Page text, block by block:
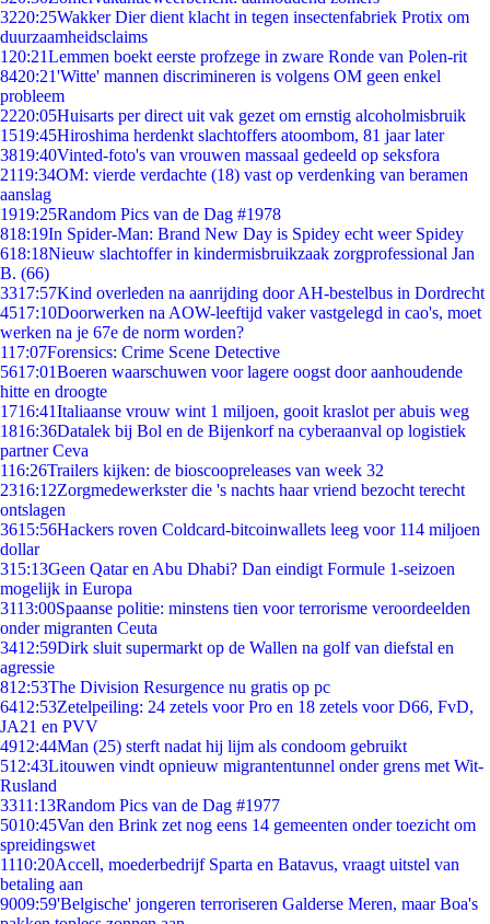
3220:25Wakker Dier dient klacht in tegen insectenfabriek Protix om
duurzaamheidsclaims
1 20:21Lemmen boekt eerste profzege in zware Ronde van Polen-rit
8420:21'Witte' mannen discrimineren is volgens OM geen enkel
probleem
2220:05Huisarts per direct uit vak gezet om ernstig alcoholmisbruik
1519:45Hiroshima herdenkt slachtoffers atoombom, 81 jaar later
3819:40Vinted-foto's van vrouwen massaal gedeeld op seksfora
2119:34OM: vierde verdachte (18) vast op verdenking van beramen
aanslag
1919:25Random Pics van de Dag #1978
818:19In Spider-Man: Brand New Day is Spidey echt weer Spidey
618:18Nieuw slachtoffer in kindermisbruikzaak zorgprofessional Jan
B. (66)
3317:57Kind overleden na aanrijding door AH-bestelbus in Dordrecht
4517:10Doorwerken na AOW-leeftijd vaker vastgelegd in cao's, moet
werken na je 67e de norm worden?
117:07Forensics: Crime Scene Detective
5617:01Boeren waarschuwen voor lagere oogst door aanhoudende
hitte en droogte
1716:41Italiaanse vrouw wint 1 miljoen, gooit kraslot per abuis weg
1816:36Datalek bij Bol en de Bijenkorf na cyberaanval op logistiek
partner Ceva
116:26Trailers kijken: de bioscoopreleases van week 32
2316:12Zorgmedewerkster die 's nachts haar vriend bezocht terecht
ontslagen
3615:56Hackers roven Coldcard-bitcoinwallets leeg voor 114 miljoen
dollar
315:13Geen Qatar en Abu Dhabi? Dan eindigt Formule 1-seizoen
mogelijk in Europa
3113:00Spaanse politie: minstens tien voor terrorisme veroordeelden
onder migranten Ceuta
3412:59Dirk sluit supermarkt op de Wallen na golf van diefstal en
agressie
812:53The Division Resurgence nu gratis op pc
6412:53Zetelpeiling: 24 zetels voor Pro en 18 zetels voor D66, FvD,
JA21 en PVV
4912:44Man (25) sterft nadat hij lijm als condoom gebruikt
512:43Litouwen vindt opnieuw migrantentunnel onder grens met Wit-
Rusland
3311:13Random Pics van de Dag #1977
5010:45Van den Brink zet nog eens 14 gemeenten onder toezicht om
spreidingswet
1110:20Accell, moederbedrijf Sparta en Batavus, vraagt uitstel van
betaling aan
9009:59'Belgische' jongeren terroriseren Galderse Meren, maar Boa's